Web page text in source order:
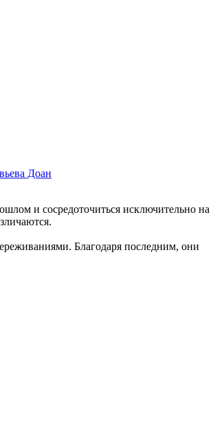
Доан
и сосредоточиться исключительно на
Благодаря последним, они